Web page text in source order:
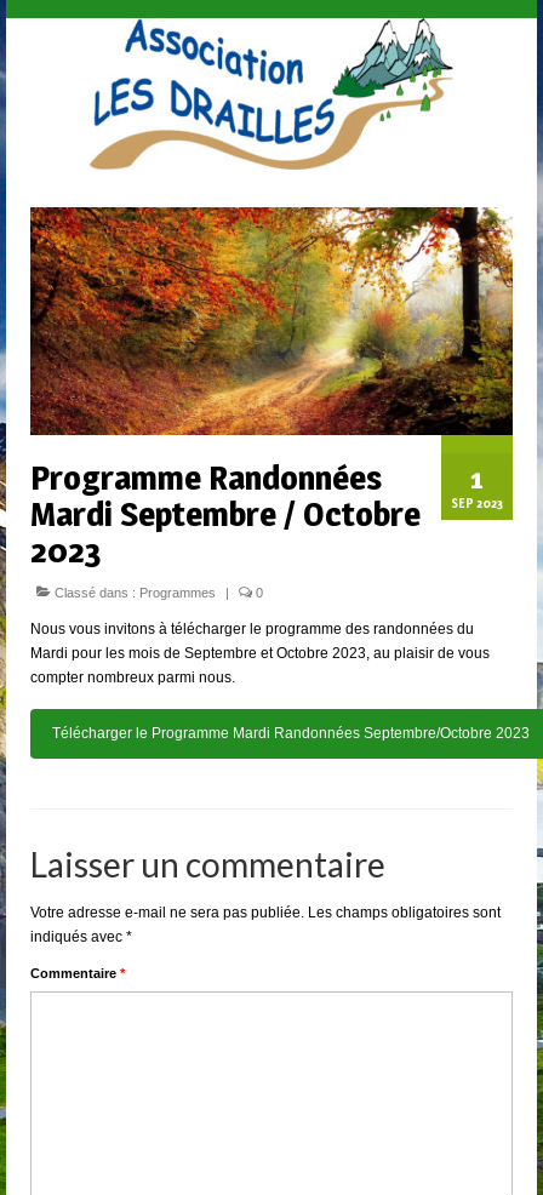
1
SEP 2023
Programme Randonnées
Mardi Septembre / Octobre
2023
Classé dans : Programmes | 0
Nous vous invitons à télécharger le programme des randonnées du
Mardi pour les mois de Septembre et Octobre 2023, au plaisir de vous
compter nombreux parmi nous.
Télécharger le Programme Mardi Randonnées Septembre/Octobre 2023
Laisser un commentaire
Votre adresse e-mail ne sera pas publiée. Les champs obligatoires sont
indiqués avec *
Commentaire *